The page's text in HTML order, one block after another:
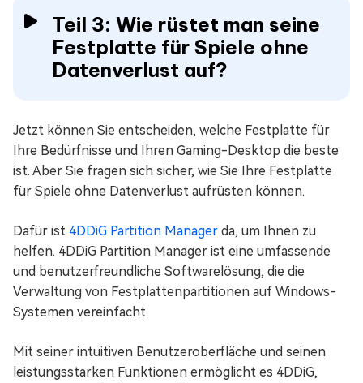
Teil 3: Wie rüstet man seine
Festplatte für Spiele ohne
Datenverlust auf?
Jetzt können Sie entscheiden, welche Festplatte für
Ihre Bedürfnisse und Ihren Gaming-Desktop die beste
ist. Aber Sie fragen sich sicher, wie Sie Ihre Festplatte
für Spiele ohne Datenverlust aufrüsten können.
Dafür ist 4DDiG Partition Manager da, um Ihnen zu
helfen. 4DDiG Partition Manager ist eine umfassende
und benutzerfreundliche Softwarelösung, die die
Verwaltung von Festplattenpartitionen auf Windows-
Systemen vereinfacht.
Mit seiner intuitiven Benutzeroberfläche und seinen
leistungsstarken Funktionen ermöglicht es 4DDiG,